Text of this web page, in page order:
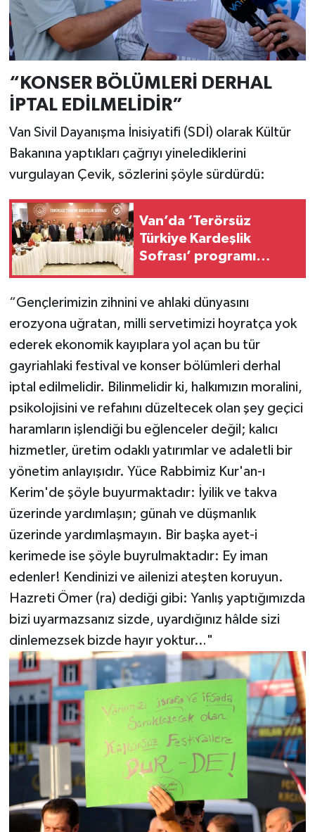
“KONSER BÖLÜMLERİ DERHAL
İPTAL EDİLMELİDİR”
Van Sivil Dayanışma İnisiyatifi (SDİ) olarak Kültür
Bakanına yaptıkları çağrıyı yinelediklerini
vurgulayan Çevik, sözlerini şöyle sürdürdü:
Van’da ‘Terörsüz
Türkiye Kardeşlik
Sofrası’ programı
“Gençlerimizin zihnini ve ahlaki dünyasını
erozyona uğratan, milli servetimizi hoyratça yok
ederek ekonomik kayıplara yol açan bu tür
gayriahlaki festival ve konser bölümleri derhal
iptal edilmelidir. Bilinmelidir ki, halkımızın moralini,
psikolojisini ve refahını düzeltecek olan şey geçici
haramların işlendiği bu eğlenceler değil; kalıcı
hizmetler, üretim odaklı yatırımlar ve adaletli bir
yönetim anlayışıdır. Yüce Rabbimiz Kur'an-ı
Kerim'de şöyle buyurmaktadır: İyilik ve takva
üzerinde yardımlaşın; günah ve düşmanlık
üzerinde yardımlaşmayın. Bir başka ayet-i
kerimede ise şöyle buyrulmaktadır: Ey iman
edenler! Kendinizi ve ailenizi ateşten koruyun.
Hazreti Ömer (ra) dediği gibi: Yanlış yaptığımızda
bizi uyarmazsanız sizde, uyardığınız hâlde sizi
dinlemezsek bizde hayır yoktur…"